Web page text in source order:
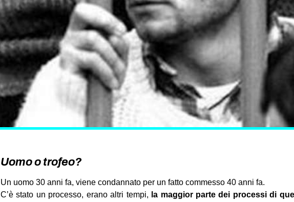
Uomo o trofeo?
Un uomo 30 anni fa, viene condannato per un fatto commesso 40 anni fa.
C’è stato un processo, erano altri tempi, la maggior parte dei processi di